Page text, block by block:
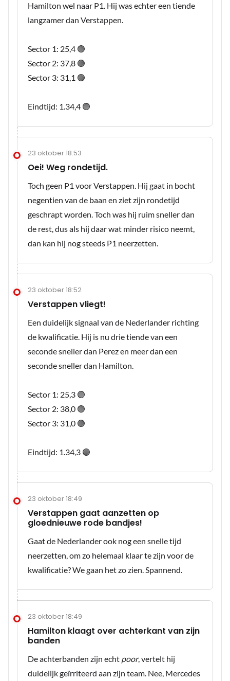
Hamilton wel naar P1. Hij was echter een tiende
langzamer dan Verstappen.
Sector 1: 25,4 🟢
Sector 2: 37,8 🟣
Sector 3: 31,1 🟢
Eindtijd: 1.34,4 🟣
23 oktober 18:53
Oei! Weg rondetijd.
Toch geen P1 voor Verstappen. Hij gaat in bocht
negentien van de baan en ziet zijn rondetijd
geschrapt worden. Toch was hij ruim sneller dan
de rest, dus als hij daar wat minder risico neemt,
dan kan hij nog steeds P1 neerzetten.
23 oktober 18:52
Verstappen vliegt!
Een duidelijk signaal van de Nederlander richting
de kwalificatie. Hij is nu drie tiende van een
seconde sneller dan Perez en meer dan een
seconde sneller dan Hamilton.
Sector 1: 25,3 🟣
Sector 2: 38,0 🟢
Sector 3: 31,0 🟣
Eindtijd: 1.34,3 🟣
23 oktober 18:49
Verstappen gaat aanzetten op
gloednieuwe rode bandjes!
Gaat de Nederlander ook nog een snelle tijd
neerzetten, om zo helemaal klaar te zijn voor de
kwalificatie? We gaan het zo zien. Spannend.
23 oktober 18:49
Hamilton klaagt over achterkant van zijn
banden
De achterbanden zijn echt poor, vertelt hij
duidelijk geïrriteerd aan zijn team. Nee, Mercedes